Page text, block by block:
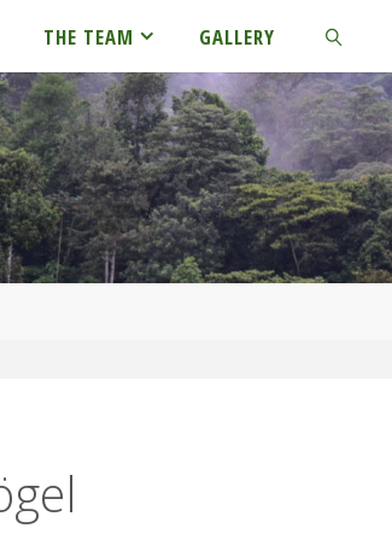
THE TEAM GALLERY
SEARCH